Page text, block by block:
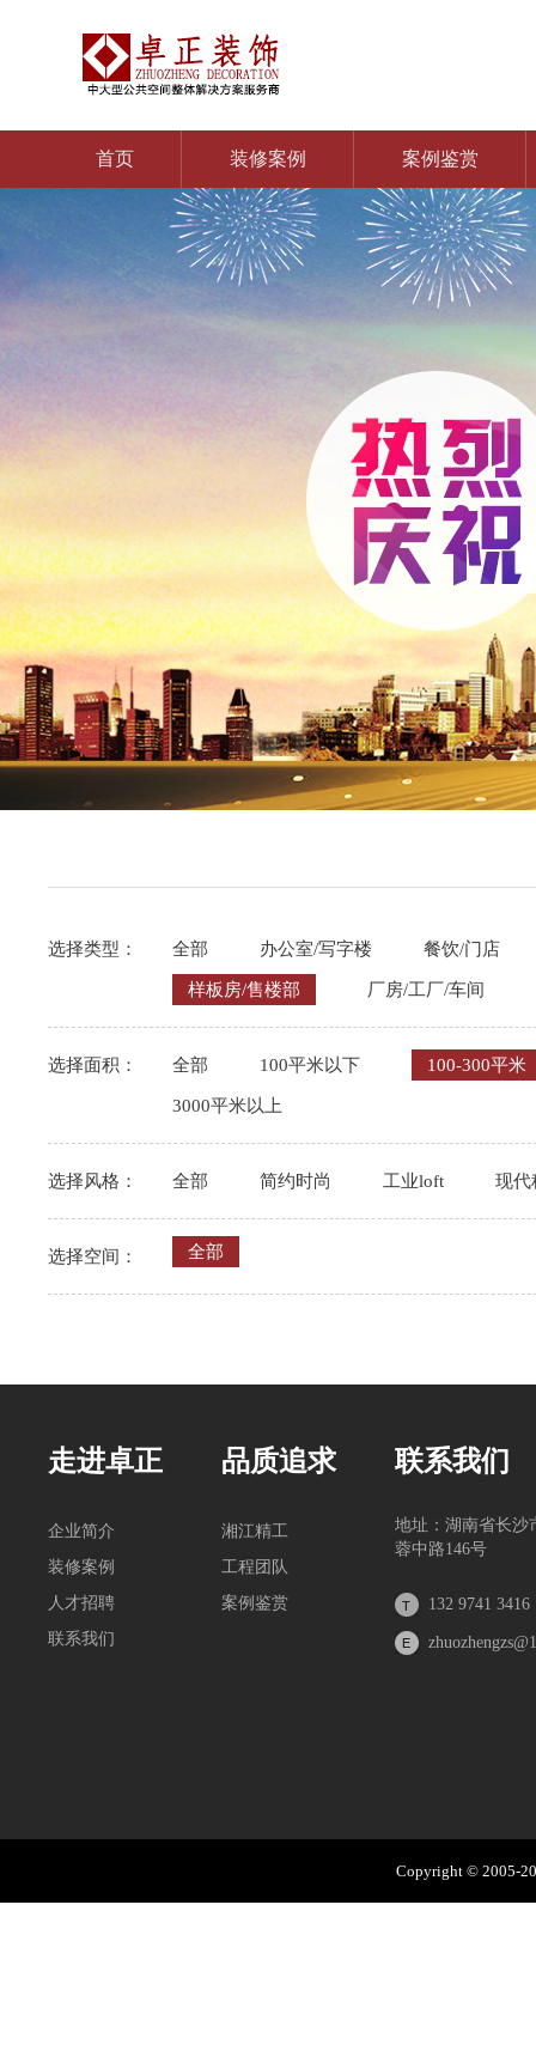
首页 装修案例 案例鉴赏
选择类型： 全部 办公室/写字楼 餐饮/门店
样板房/售楼部 厂房/工厂/车间
选择面积： 全部 100平米以下 100-300平米
3000平米以上
选择风格： 全部 简约时尚 工业loft 现代
选择空间： 全部
走进卓正
企业简介
装修案例
人才招聘
联系我们
品质追求
湘江精工
工程团队
案例鉴赏
联系我们
地址：湖南省长沙
蓉中路146号
132 9741 3416
Copyright © 2005-